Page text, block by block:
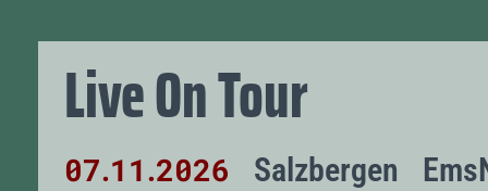
Live On Tour
07.11.2026 Salzbergen